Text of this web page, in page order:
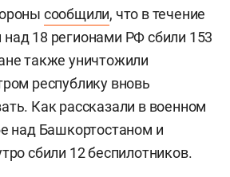
сообщили, что в течение
18 регионами РФ сбили 153
также уничтожили
республику вновь
Как рассказали в военном
над Башкортостаном и
сбили 12 беспилотников.